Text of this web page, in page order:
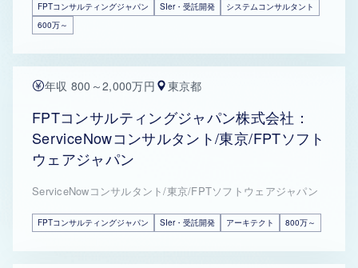
FPTコンサルティングジャパン SIer・受託開発
システムコンサルタント
600万～
年収 800～2,000万円 東京都
FPTコンサルティングジャパン株式会社：
ServiceNowコンサルタント/東京/FPTソフト
ウェアジャパン
ServiceNowコンサルタント/東京/FPTソフトウェアジャパン
FPTコンサルティングジャパン SIer・受託開発 アーキテクト 800万～